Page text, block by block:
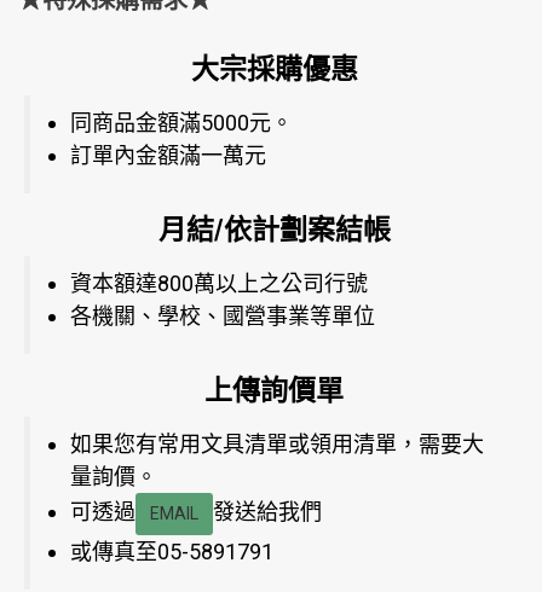
大宗採購優惠
同商品金額滿5000元。
訂單內金額滿一萬元
月結/依計劃案結帳
資本額達800萬以上之公司行號
各機關、學校、國營事業等單位
上傳詢價單
如果您有常用文具清單或領用清單，需要大
量詢價。
可透過
EMAIL
發送給我們
或傳真至05-5891791